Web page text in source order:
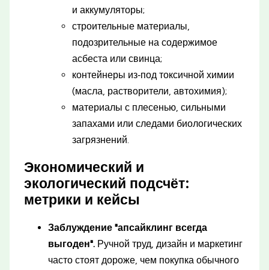
и аккумуляторы;
строительные материалы,
подозрительные на содержимое
асбеста или свинца;
контейнеры из‑под токсичной химии
(масла, растворители, автохимия);
материалы с плесенью, сильными
запахами или следами биологических
загрязнений.
Экономический и
экологический подсчёт:
метрики и кейсы
Заблуждение "апсайклинг всегда
выгоден". Ручной труд, дизайн и маркетинг
часто стоят дороже, чем покупка обычного